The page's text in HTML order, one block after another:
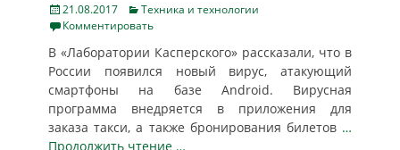
Posted
on
21.08.2017 Categories
Техника и технологии
Комментировать
В «Лаборатории Касперского» рассказали, что в
России появился новый вирус, атакующий
смартфоны на базе Android. Вирусная
программа внедряется в приложения для
заказа такси, а также бронирования билетов …
Продолжить чтение …